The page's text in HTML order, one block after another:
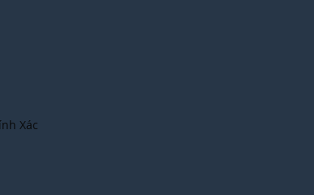
Xác